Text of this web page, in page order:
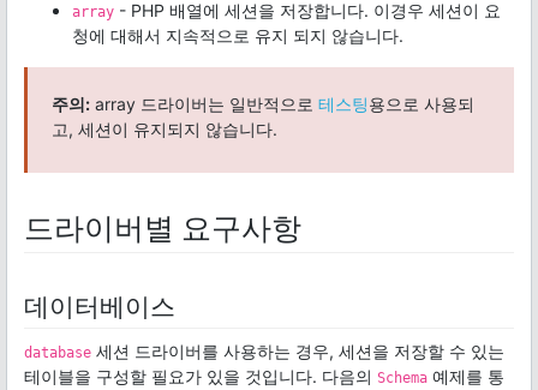
array - PHP 배열에 세션을 저장합니다. 이경우 세션이 요
청에 대해서 지속적으로 유지 되지 않습니다.
주의: array 드라이버는 일반적으로 테스팅용으로 사용되
고, 세션이 유지되지 않습니다.
드라이버별 요구사항
데이터베이스
database 세션 드라이버를 사용하는 경우, 세션을 저장할 수 있는
테이블을 구성할 필요가 있을 것입니다. 다음의 Schema 예제를 통